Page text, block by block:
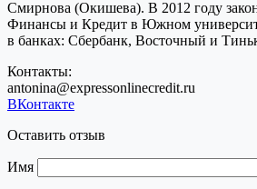
Смирнова (Окишева). В 2012 году
Финансы и Кредит в Южном
в банках: Сбербанк, Восточный и
Контакты:
antonina@expressonlinecredit.ru
ВКонтакте
Оставить отзыв
Имя